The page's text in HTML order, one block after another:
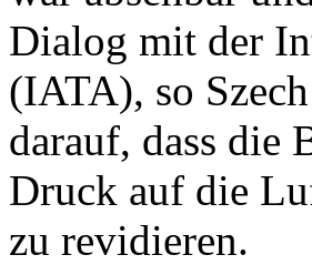
Dialog mit der
(IATA), so
darauf, dass die
Druck auf die
zu revidieren.